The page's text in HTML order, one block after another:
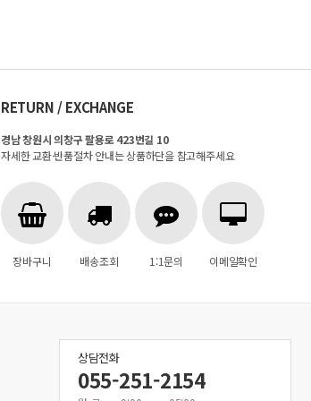
RETURN / EXCHANGE
경남 창원시 의창구 팔용로 423번길 10
자세한 교환·반품절차 안내는 상품하단을 참고해주세요
장바구니 배송조회 1:1문의 이메일확인
상담전화
055-251-2154